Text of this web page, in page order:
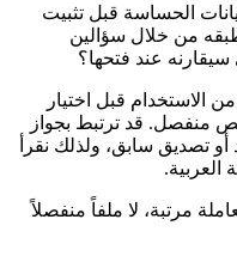
الحساسة قبل تثبيت
من خلال سؤالين
عند فتحها؟
الاستخدام قبل اختيار
منفصل. قد ترتبط بجواز
تصديق سابق، ولذلك نقرأ
مرتبة، لا ملفاً منفصلاً